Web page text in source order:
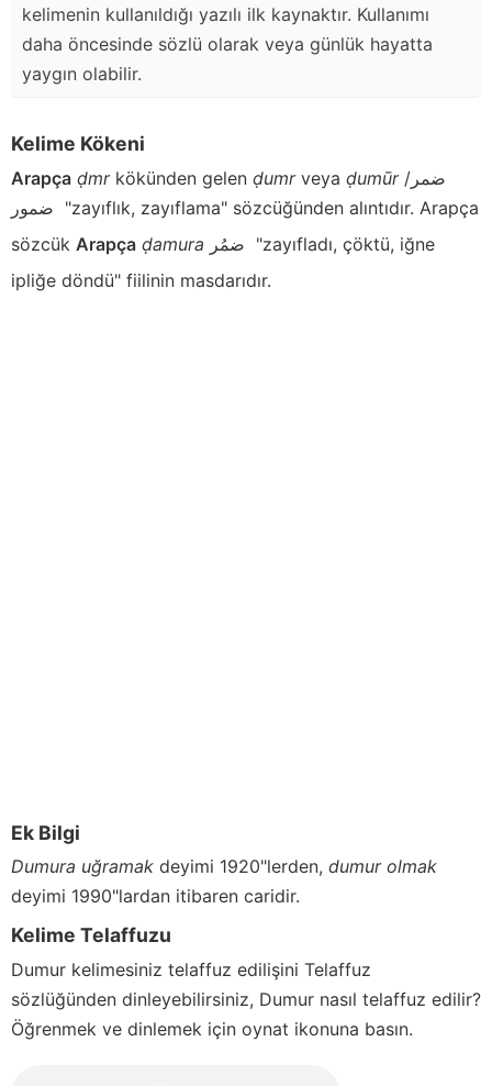
kelimenin kullanıldığı yazılı ilk kaynaktır. Kullanımı
daha öncesinde sözlü olarak veya günlük hayatta
yaygın olabilir.
Kelime Kökeni
Arapça ḍmrkökünden gelen ḍumr veya ḍumūrضمر/
"zayıflık, zayıflama" sözcüğünden alıntıdır. Arapça
sözcük Arapça ḍamura
"zayıfladı, çöktü, iğne
ipliğe döndü" fiilinin masdarıdır.
Ek Bilgi
Dumura uğramak deyimi 1920"lerden, dumur olmak
deyimi 1990"lardan itibaren caridir.
Kelime Telaffuzu
Dumur kelimesiniz telaffuz edilişini Telaffuz
sözlüğünden dinleyebilirsiniz, Dumur nasıl telaffuz edilir?
Öğrenmek ve dinlemek için oynat ikonuna basın.